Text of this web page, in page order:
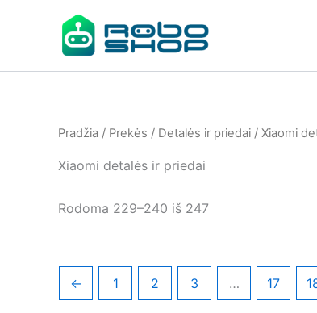
Pradžia / Prekės / Detalės ir priedai / Xiaomi
Xiaomi detalės ir priedai
Rodoma 229–240 iš 247Rūšiuojama
← 1 2 3 … 17